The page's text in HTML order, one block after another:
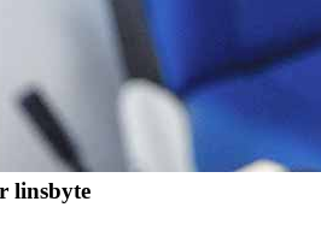
linsbyte